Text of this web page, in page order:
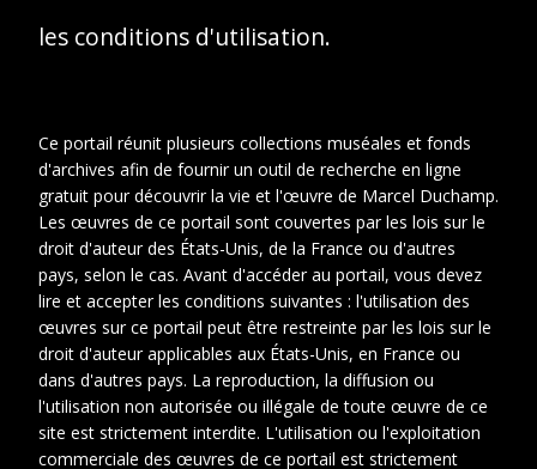
1 2
les conditions d'utilisation.
Ce portail réunit plusieurs collections muséales et fonds
d'archives afin de fournir un outil de recherche en ligne
gratuit pour découvrir la vie et l'œuvre de Marcel Duchamp.
Les œuvres de ce portail sont couvertes par les lois sur le
droit d'auteur des États-Unis, de la France ou d'autres
pays, selon le cas. Avant d'accéder au portail, vous devez
lire et accepter les conditions suivantes : l'utilisation des
œuvres sur ce portail peut être restreinte par les lois sur le
droit d'auteur applicables aux États-Unis, en France ou
dans d'autres pays. La reproduction, la diffusion ou
l'utilisation non autorisée ou illégale de toute œuvre de ce
site est strictement interdite. L'utilisation ou l'exploitation
commerciale des œuvres de ce portail est strictement